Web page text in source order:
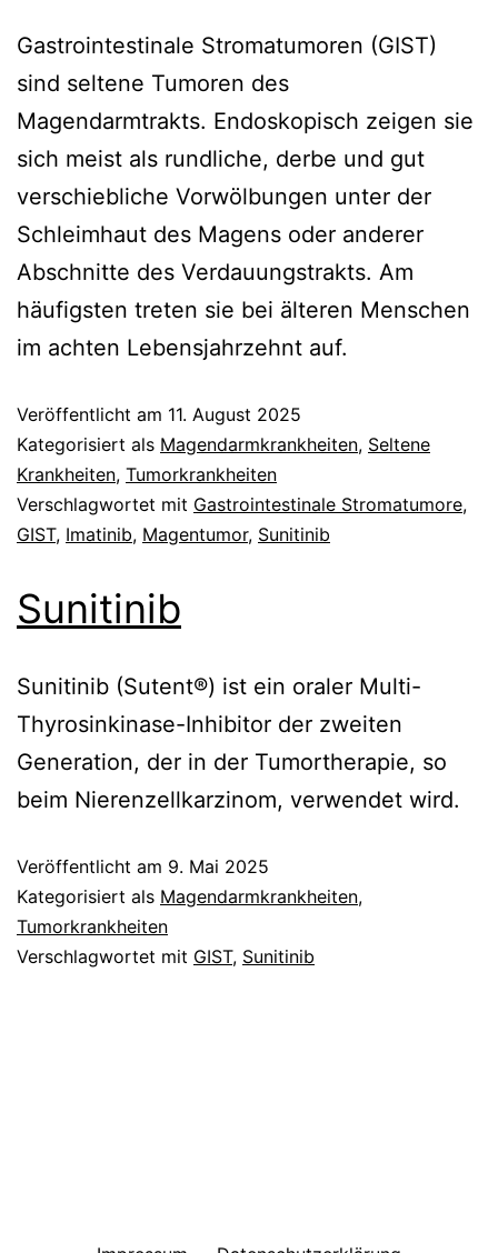
Gastrointestinale Stromatumoren (GIST)
sind seltene Tumoren des
Magendarmtrakts. Endoskopisch zeigen sie
sich meist als rundliche, derbe und gut
verschiebliche Vorwölbungen unter der
Schleimhaut des Magens oder anderer
Abschnitte des Verdauungstrakts. Am
häufigsten treten sie bei älteren Menschen
im achten Lebensjahrzehnt auf.
Veröffentlicht am 11. August 2025
Kategorisiert als Magendarmkrankheiten, Seltene
Krankheiten, Tumorkrankheiten
Verschlagwortet mit Gastrointestinale Stromatumore,
GIST, Imatinib, Magentumor, Sunitinib
Sunitinib
Sunitinib (Sutent®) ist ein oraler Multi-
Thyrosinkinase-Inhibitor der zweiten
Generation, der in der Tumortherapie, so
beim Nierenzellkarzinom, verwendet wird.
Veröffentlicht am 9. Mai 2025
Kategorisiert als Magendarmkrankheiten,
Tumorkrankheiten
Verschlagwortet mit GIST, Sunitinib